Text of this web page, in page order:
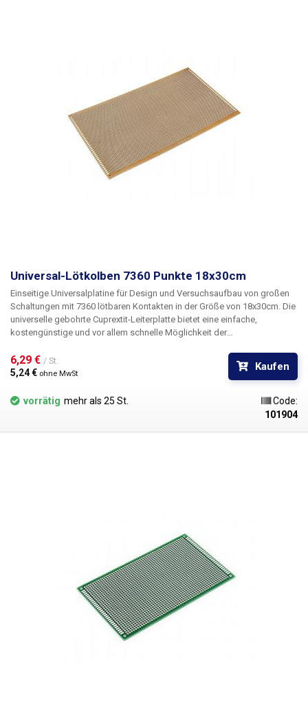
Universal-Lötkolben 7360 Punkte 18x30cm
Einseitige Universalplatine für Design und Versuchsaufbau von großen
Schaltungen mit 7360 lötbaren Kontakten in der Größe von 18x30cm.
universelle gebohrte Cuprextit-Leiterplatte bietet eine einfache,
kostengünstige und vor allem schnelle Möglichkeit der
Einfach die vorgebohrte Leiterplatte mit Bauteilen bestücken, diese
verlöten und durch Verbinden der einzelnen Punkte oder Drahtbrücken
Arrays bietet diese Lösung mehr Stabilität und Zuverlässigkeit.
6,29 € / St.
5,24 € ohne MwSt
Kaufen
vorrätig mehr als 25 St.
Code:
101904